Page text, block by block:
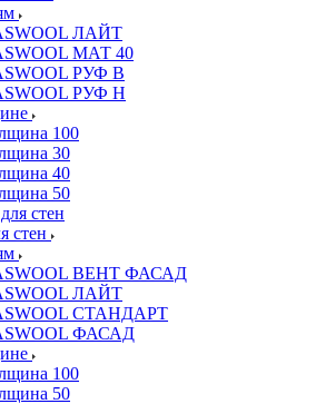
ЛАЙТ
МАТ 40
РУФ В
РУФ Н
100
30
40
50
стен
ВЕНТ ФАСАД
ЛАЙТ
СТАНДАРТ
ФАСАД
100
50